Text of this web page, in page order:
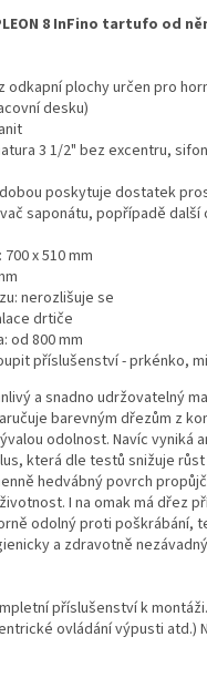
8 InFino tartufo od
odkapní plochy určen pro
desku)
3 1/2" bez excentru,
poskytuje dostatek
saponátu, popřípadě další
x 510 mm
nerozlišuje se
drtiče
od 800 mm
příslušenství - prkénko,
a snadno udržovatelný
barevným dřezům z
odolnost. Navíc vyniká
která dle testů snižuje
hedvábný povrch
I na omak má dřez
odolný proti poškrábání,
a zdravotně
příslušenství k
ovládání výpusti atd.)